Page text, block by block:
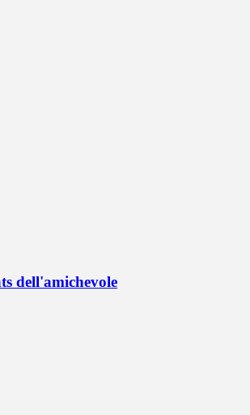
dell'amichevole